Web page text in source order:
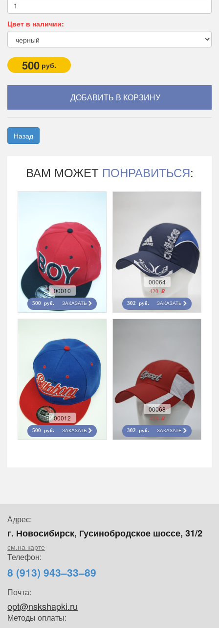
Цвет в наличии:
500 руб.
Назад
ВАМ МОЖЕТ ПОНРАВИТЬСЯ:
00010
500 руб. ЗАКАЗАТЬ
00064
420 r
302 руб. ЗАКАЗАТЬ
00012
500 руб. ЗАКАЗАТЬ
00068
420 r
302 руб. ЗАКАЗАТЬ
Адрес:
г. Новосибирск, Гусинобродское шоссе, 31/2
см.на карте
Телефон:
8 (913) 943–33–89
Почта:
opt@nskshapki.ru
Методы оплаты: